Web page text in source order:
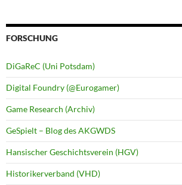
FORSCHUNG
DiGaReC (Uni Potsdam)
Digital Foundry (@Eurogamer)
Game Research (Archiv)
GeSpielt – Blog des AKGWDS
Hansischer Geschichtsverein (HGV)
Historikerverband (VHD)